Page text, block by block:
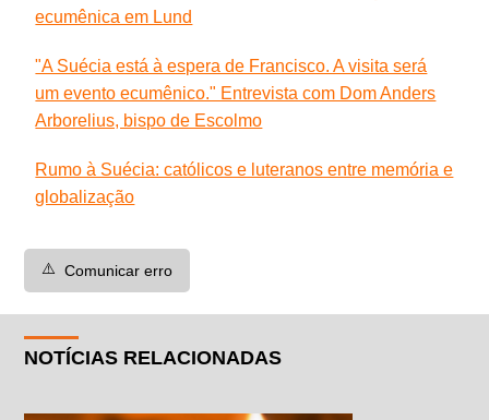
ecumênica em Lund
"A Suécia está à espera de Francisco. A visita será
um evento ecumênico." Entrevista com Dom Anders
Arborelius, bispo de Escolmo
Rumo à Suécia: católicos e luteranos entre memória e
globalização
⚠️ Comunicar erro
NOTÍCIAS RELACIONADAS